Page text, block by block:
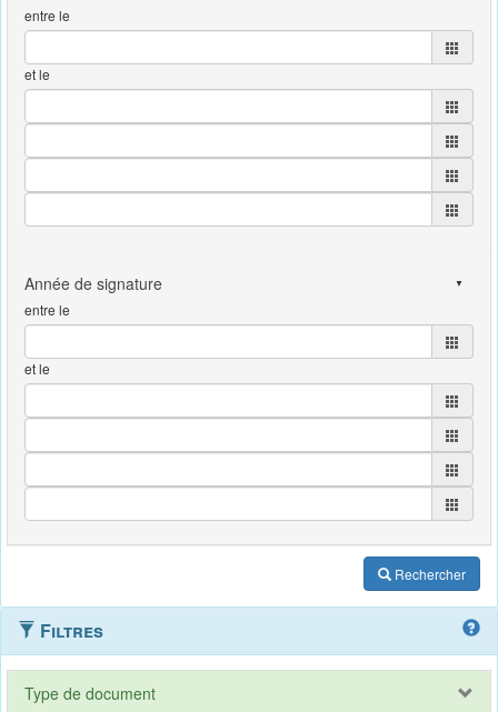
entre le
et le
entre le
et le
Rechercher
Filtres
Type de document